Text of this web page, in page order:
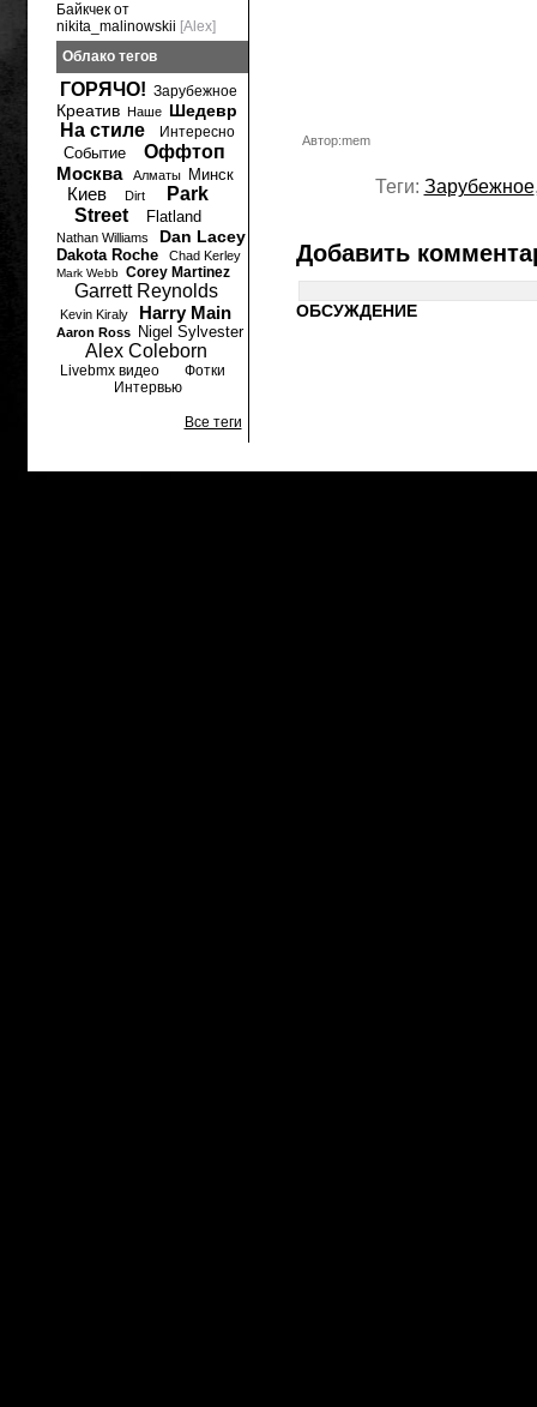
Автор:mem
Теги: Зарубежное
Добавить
ОБСУЖДЕНИЕ
Байкчек от
nikita_malinowskii [Alex]
Облако тегов
ГОРЯЧО! Зарубежное
Креатив Наше Шедевр
На стиле Интересно
Событие
Оффтоп
Москва
Алматы Минск
Киев Dirt
Park
Street
Flatland
Nathan Williams Dan Lacey
Dakota Roche Chad Kerley
Mark Webb Corey Martinez
Garrett Reynolds
Kevin Kiraly Harry Main
Aaron Ross Nigel Sylvester
Alex Coleborn
Livebmx видео
Фотки
Интервью
Все теги